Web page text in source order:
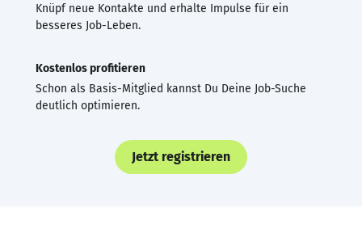
Knüpf neue Kontakte und erhalte Impulse für ein
besseres Job-Leben.
Kostenlos profitieren
Schon als Basis-Mitglied kannst Du Deine Job-Suche
deutlich optimieren.
Jetzt registrieren